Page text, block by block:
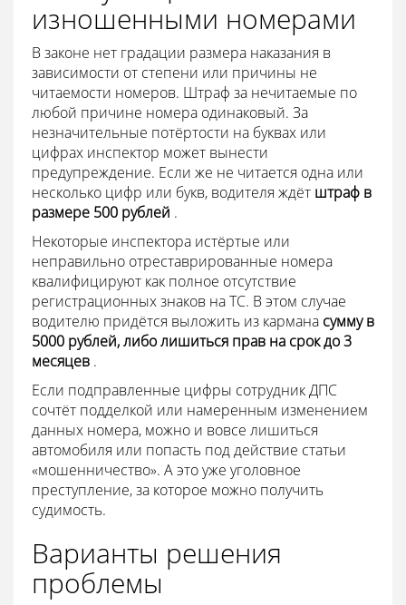
изношенными номерами
В законе нет градации размера наказания в
зависимости от степени или причины не
читаемости номеров. Штраф за нечитаемые по
любой причине номера одинаковый. За
незначительные потёртости на буквах или
цифрах инспектор может вынести
предупреждение. Если же не читается одна или
несколько цифр или букв, водителя ждёт штраф в
размере 500 рублей .
Некоторые инспектора истёртые или
неправильно отреставрированные номера
квалифицируют как полное отсутствие
регистрационных знаков на ТС. В этом случае
водителю придётся выложить из кармана сумму в
5000 рублей, либо лишиться прав на срок до 3
месяцев .
Если подправленные цифры сотрудник ДПС
сочтёт подделкой или намеренным изменением
данных номера, можно и вовсе лишиться
автомобиля или попасть под действие статьи
«мошенничество». А это уже уголовное
преступление, за которое можно получить
судимость.
Варианты решения
проблемы